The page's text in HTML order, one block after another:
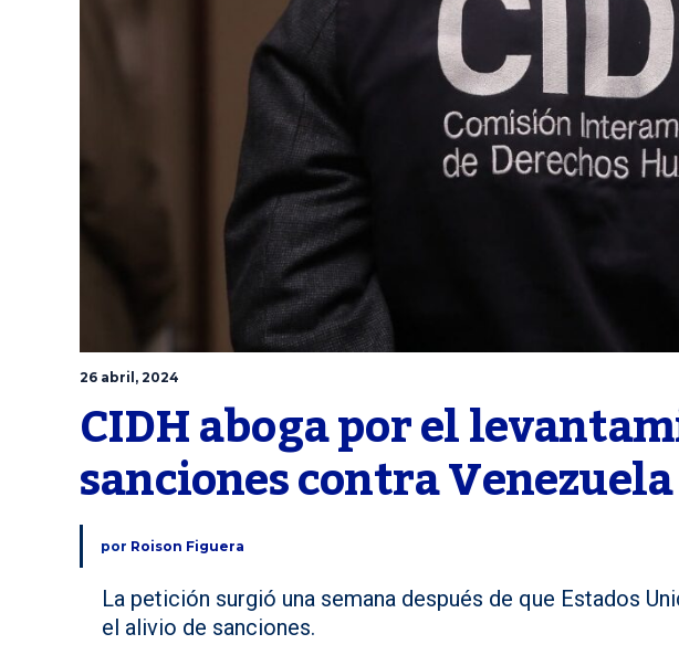
26 abril, 2024
CIDH aboga por el
sanciones contra Venezuela
por Roison Figuera
La petición surgió una semana después de que Estados
el alivio de sanciones.